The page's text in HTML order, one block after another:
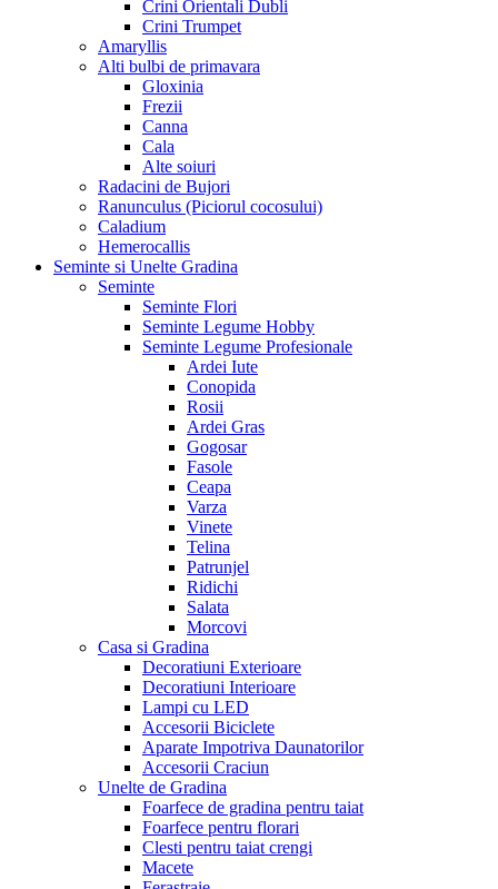
Crini Orientali Dubli
Crini Trumpet
Amaryllis
Alti bulbi de primavara
Gloxinia
Frezii
Canna
Cala
Alte soiuri
Radacini de Bujori
Ranunculus (Piciorul cocosului)
Caladium
Hemerocallis
Seminte si Unelte Gradina
Seminte
Seminte Flori
Seminte Legume Hobby
Seminte Legume Profesionale
Ardei Iute
Conopida
Rosii
Ardei Gras
Gogosar
Fasole
Ceapa
Varza
Vinete
Telina
Patrunjel
Ridichi
Salata
Morcovi
Casa si Gradina
Decoratiuni Exterioare
Decoratiuni Interioare
Lampi cu LED
Accesorii Biciclete
Aparate Impotriva Daunatorilor
Accesorii Craciun
Unelte de Gradina
Foarfece de gradina pentru taiat
Foarfece pentru florari
Clesti pentru taiat crengi
Macete